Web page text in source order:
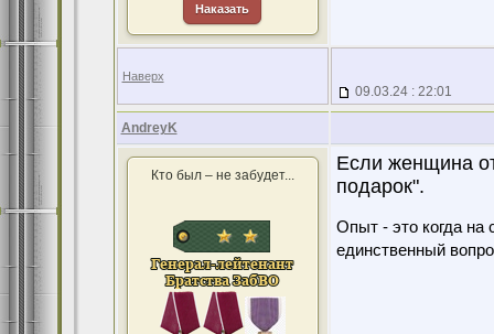
Наказать
Наверх
09.03.24 : 22:01
AndreyK
Кто был – не забудет...
Если женщина
подарок".
Опыт - это когда на
единственный